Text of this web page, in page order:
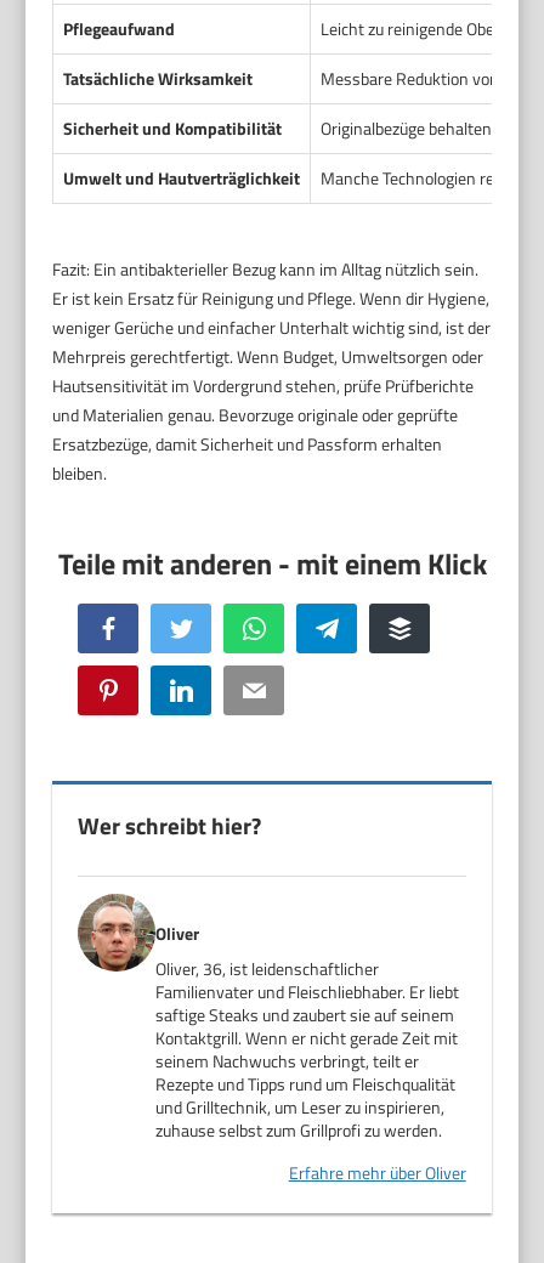
Pflegeaufwand
Leicht zu reinigende
Tatsächliche Wirksamkeit
Messbare Reduktion von
Sicherheit und Kompatibilität
Originalbezüge behalten
Umwelt und Hautverträglichkeit
Manche Technologien
Fazit: Ein antibakterieller Bezug kann im Alltag nützlich sein.
Er ist kein Ersatz für Reinigung und Pflege. Wenn dir Hygiene,
weniger Gerüche und einfacher Unterhalt wichtig sind, ist der
Mehrpreis gerechtfertigt. Wenn Budget, Umweltsorgen oder
Hautsensitivität im Vordergrund stehen, prüfe Prüfberichte
und Materialien genau. Bevorzuge originale oder geprüfte
Ersatzbezüge, damit Sicherheit und Passform erhalten
bleiben.
Facebook Twitter WhatsApp Telegram Buffer
Pinterest LinkedIn Email
Wer schreibt hier?
Oliver
Oliver, 36, ist leidenschaftlicher
Familienvater und Fleischliebhaber. Er liebt
saftige Steaks und zaubert sie auf seinem
Kontaktgrill. Wenn er nicht gerade Zeit mit
seinem Nachwuchs verbringt, teilt er
Rezepte und Tipps rund um Fleischqualität
und Grilltechnik, um Leser zu inspirieren,
zuhause selbst zum Grillprofi zu werden.
Erfahre mehr über Oliver